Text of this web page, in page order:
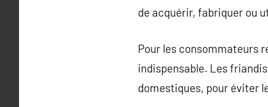
de acquérir, fabriquer ou
Pour les consommateurs
indispensable. Les
domestiques, pour éviter